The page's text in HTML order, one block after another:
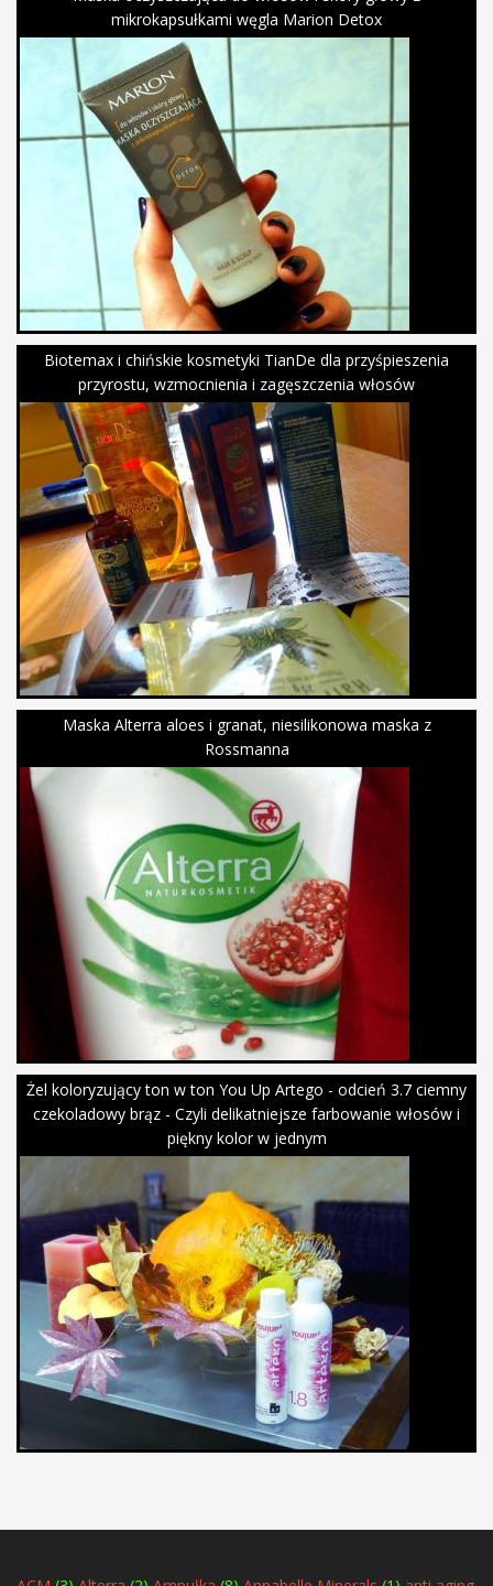
mikrokapsułkami węgla Marion Detox
Biotemax i chińskie kosmetyki TianDe dla przyśpieszenia
przyrostu, wzmocnienia i zagęszczenia włosów
Maska Alterra aloes i granat, niesilikonowa maska z
Rossmanna
Żel koloryzujący ton w ton You Up Artego - odcień 3.7 ciemny
czekoladowy brąz - Czyli delikatniejsze farbowanie włosów i
piękny kolor w jednym